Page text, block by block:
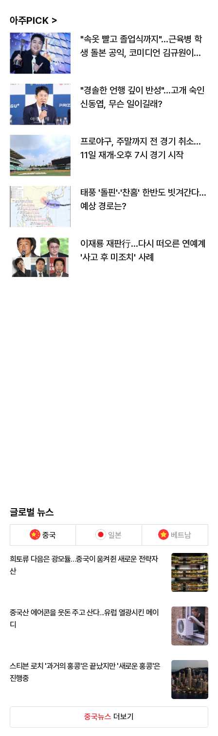
아주PICK >
"속옷 빨고 졸업식까지"…근육병 학
생 돌본 공익, 코미디언 김규원이었
"경솔한 언행 깊이 반성"…고개 숙인
신동엽, 무슨 일이길래?
프로야구, 주말까지 전 경기 취소…
11일 재개·오후 7시 경기 시작
태풍 '돌핀'·'찬홈' 한반도 빗겨간다…
예상 경로는?
이재룡 재판行…다시 떠오른 연예계
'사고 후 미조치' 사례
글로벌 뉴스
중국 일본 베트남
희토류 다음은 광모듈…중국이 움켜쥔 새로운 전략자
산
중국산 에어콘을 웃돈 주고 산다...유럽 열광시킨 메이
디
스티븐 로치 '과거의 홍콩'은 끝났지만 '새로운 홍콩'은
진행중
중국뉴스 더보기